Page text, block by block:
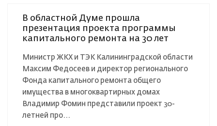
В областной Думе прошла
презентация проекта программы
капитального ремонта на 30 лет
Министр ЖКХ и ТЭК Калининградской области
Максим Федосеев и директор регионального
Фонда капитального ремонта общего
имущества в многоквартирных домах
Владимир Фомин представили проект 30-
летней про...